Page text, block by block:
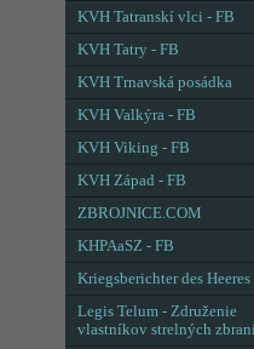
KVH Tatranskí vlci - FB
KVH Tatry - FB
KVH Trnavská posádka
KVH Valkýra - FB
KVH Viking - FB
KVH Západ - FB
ZBROJNICE.COM
KHPAaSZ - FB
Kriegsberichter des Heeres
Legis Telum - Združenie
vlastníkov strelných